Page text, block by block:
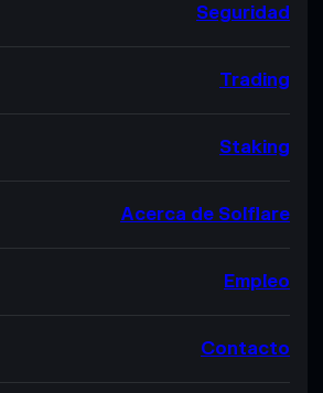
Seguridad
Trading
Staking
Acerca de Solflare
Empleo
Contacto